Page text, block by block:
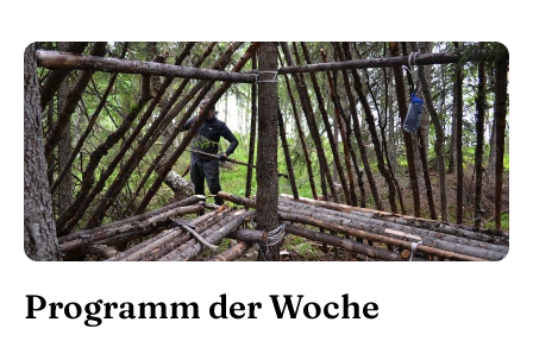
Programm der Woche